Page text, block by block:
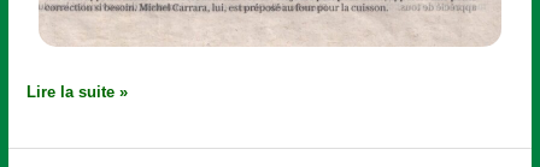
Lire la suite »